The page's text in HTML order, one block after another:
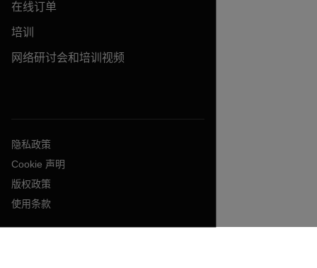
在线订单
培训
网络研讨会和培训视频
隐私政策
Cookie 声明
版权政策
使用条款